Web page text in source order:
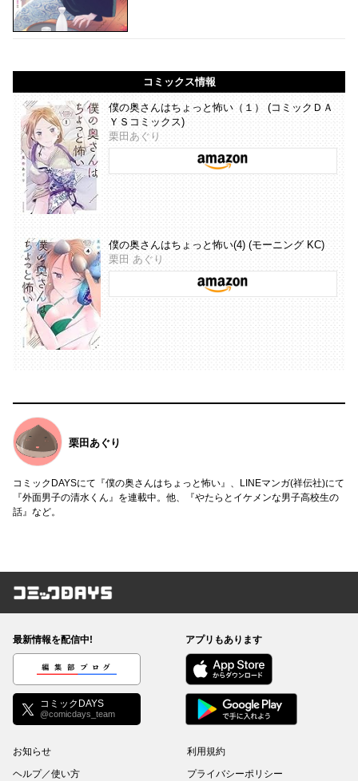
コミックス情報
僕の奥さんはちょっと怖い（１） (コミックＤＡ
ＹＳコミックス)
栗田あぐり
僕の奥さんはちょっと怖い(4) (モーニング KC)
栗田 あぐり
栗田あぐり
コミックDAYSにて『僕の奥さんはちょっと怖い』、LINEマンガ(祥伝社)にて
『外面男子の清水くん』を連載中。他、『やたらとイケメンな男子高校生の
話』など。
コミックDAYS
最新情報を配信中!
編集部ブログ
コミックDAYS
@comicdays_team
アプリもあります
お知らせ
ヘルプ／使い方
利用規約
プライバシーポリシー